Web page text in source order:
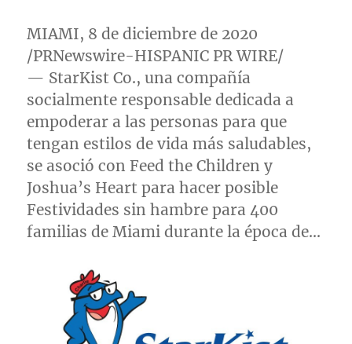
MIAMI, 8 de diciembre de 2020
/PRNewswire-HISPANIC PR WIRE/
— StarKist Co., una compañía
socialmente responsable dedicada a
empoderar a las personas para que
tengan estilos de vida más saludables,
se asoció con Feed the Children y
Joshua’s Heart para hacer posible
Festividades sin hambre para 400
familias deMiami durante la época de…